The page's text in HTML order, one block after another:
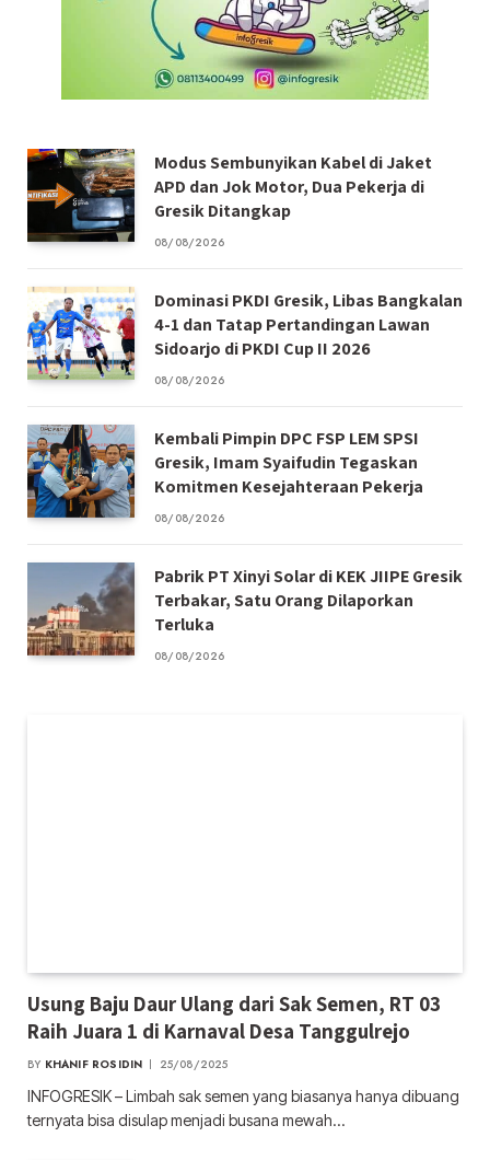
Modus Sembunyikan Kabel di Jaket
APD dan Jok Motor, Dua Pekerja di
Gresik Ditangkap
08/08/2026
Dominasi PKDI Gresik, Libas Bangkalan
4-1 dan Tatap Pertandingan Lawan
Sidoarjo di PKDI Cup II 2026
08/08/2026
Kembali Pimpin DPC FSP LEM SPSI
Gresik, Imam Syaifudin Tegaskan
Komitmen Kesejahteraan Pekerja
08/08/2026
Pabrik PT Xinyi Solar di KEK JIIPE Gresik
Terbakar, Satu Orang Dilaporkan
Terluka
08/08/2026
Usung Baju Daur Ulang dari Sak Semen, RT 03
Raih Juara 1 di Karnaval Desa Tanggulrejo
BY KHANIF ROSIDIN 25/08/2025
INFOGRESIK – Limbah sak semen yang biasanya hanya dibuang
ternyata bisa disulap menjadi busana mewah…